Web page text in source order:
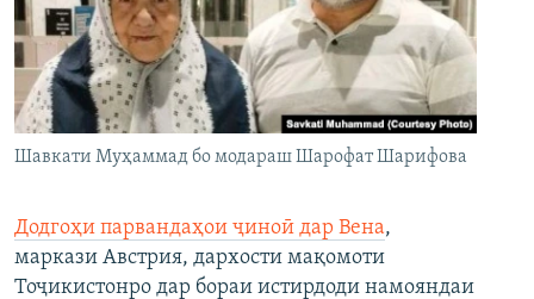
Шавкати Муҳаммад бо модараш Шарофат Шарифова
Додгоҳи парвандаҳои ҷиноӣ дар Вена,
маркази Австрия, дархости мақомоти
Тоҷикистонро дар бораи истирдоди намояндаи